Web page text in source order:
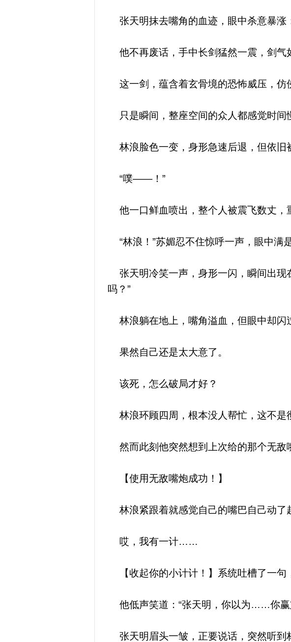
张天明抹去嘴角的血迹，眼中杀意暴涨
他不再废话，手中长剑猛然一震，剑气
这一剑，蕴含着玄骨境的恐怖威压，仿
只是瞬间，整座空间的众人都感觉时间
林浪脸色一变，身形急速后退，但依旧
“噗——！”
他一口鲜血喷出，整个人被震飞数丈，
“林浪！”苏媚忍不住惊呼一声，眼中满是
张天明冷笑一声，身形一闪，瞬间出现
吗？”
林浪躺在地上，嘴角溢血，但眼中却闪
果然自己还是太大意了。
该死，怎么破局才好？
林浪环顾四周，根本没人帮忙，这不是
然而此刻他突然想到上次给的那个无
【使用无敌嘴炮成功！】
林浪紧跟着就感觉自己的嘴巴自己动了
哎，我有一计……
【收起你的小计计！】系统吐槽了一
他低声笑道：“张天明，你以为……你赢
张天明眉头一皱，正要说话，突然听到